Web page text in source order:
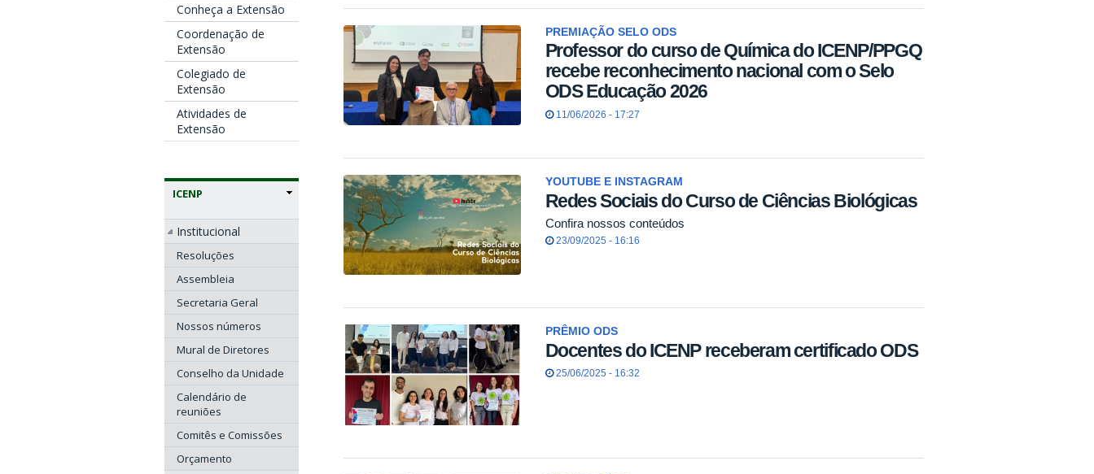
Conheça a Extensão
Coordenação de
Extensão
Colegiado de
Extensão
Atividades de
Extensão
ICENP
Institucional
Resoluções
Assembleia
Secretaria Geral
Nossos números
Mural de Diretores
Conselho da Unidade
Calendário de
reuniões
Comitês e Comissões
Orçamento
PREMIAÇÃO SELO ODS
Professor do curso de Química do ICENP/PPGQ
recebe reconhecimento nacional com o Selo
ODS Educação 2026
11/06/2026 - 17:27
YOUTUBE E INSTAGRAM
Redes Sociais do Curso de Ciências Biológicas
Confira nossos conteúdos
23/09/2025 - 16:16
PRÊMIO ODS
Docentes do ICENP receberam certificado ODS
25/06/2025 - 16:32